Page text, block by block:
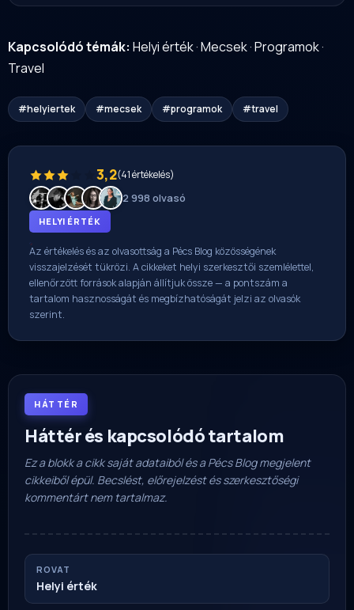
Kapcsolódó témák: Helyi érték·Mecsek·Programok·
Travel
#helyiertek #mecsek #programok #travel
3,2(41 értékelés)
2 998 olvasó
HELYI ÉRTÉK
Az értékelés és az olvasottság a Pécs Blog közösségének
visszajelzését tükrözi. A cikkeket helyi szerkesztői szemlélettel,
ellenőrzött források alapján állítjuk össze — a pontszám a
tartalom hasznosságát és megbízhatóságát jelzi az olvasók
szerint.
HÁTTÉR
Háttér és kapcsolódó tartalom
Ez a blokk a cikk saját adataiból és a Pécs Blog megjelent
cikkeiből épül. Becslést, előrejelzést és szerkesztőségi
kommentárt nem tartalmaz.
ROVAT
Helyi érték